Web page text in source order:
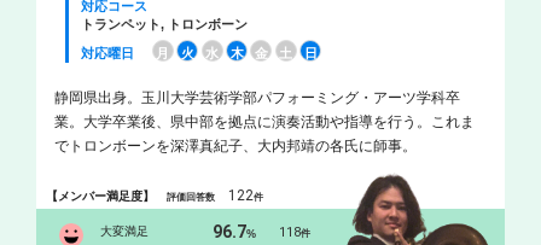
対応コース
トランペット, トロンボーン
対応曜日
月 火 水 木 金 土 日
静岡県出身。玉川大学芸術学部パフォーミング・アーツ学科卒
業。大学卒業後、県中部を拠点に演奏活動や指導を行う。これま
でトロンボーンを深澤真紀子、大内邦靖の各氏に師事。
【メンバー満足度】評価回答数 122件
大変満足 96.7% 118件